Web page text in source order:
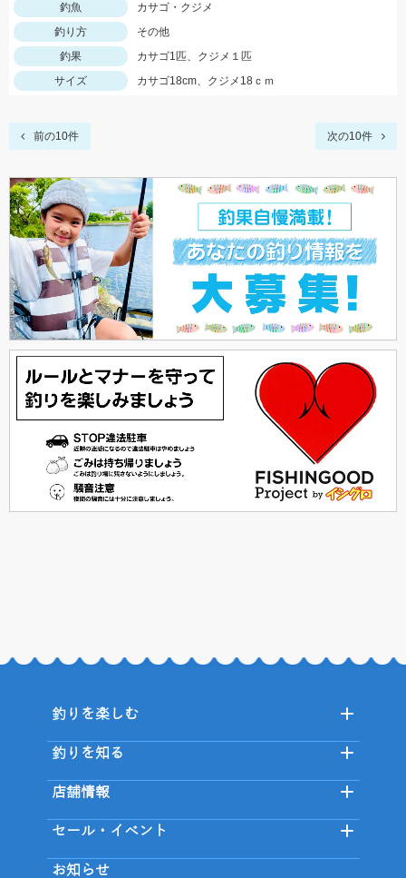
釣魚
カサゴ・クジメ
釣り方
その他
釣果
カサゴ1匹、クジメ１匹
サイズ
カサゴ18cm、クジメ18ｃｍ
前の10件 次の10件
釣りを楽しむ
釣りを知る
店舗情報
セール・イベント
お知らせ